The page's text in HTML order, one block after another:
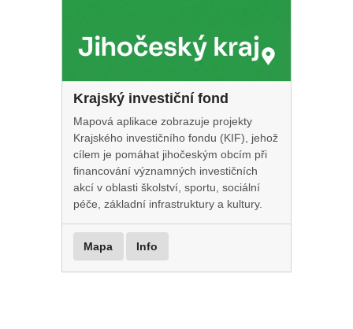
Krajský investiční fond
Mapová aplikace zobrazuje projekty
Krajského investičního fondu (KIF), jehož
cílem je pomáhat jihočeským obcím při
financování významných investičních
akcí v oblasti školství, sportu, sociální
péče, základní infrastruktury a kultury.
Mapa Info